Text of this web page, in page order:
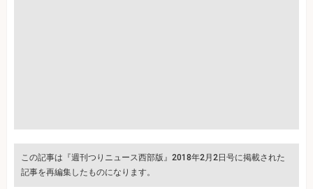
この記事は『週刊つりニュース西部版』2018年2月2日号に掲載された
記事を再編集したものになります。